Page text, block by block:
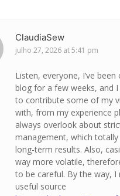
ClaudiaSew
julho 27, 2026 at 5:41 pm
Listen, everyone, I’ve
blog for a few weeks, and I
to contribute some of my
with, from my experience
always overlook about
management, which totally
long-term results. Also,
way more volatile,
to be careful. By the way, I
useful source